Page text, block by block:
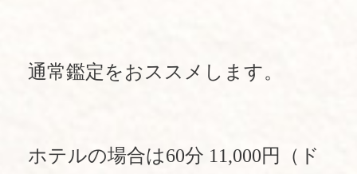
通常鑑定をおススメします。
ホテルの場合は60分 11,000円（ド